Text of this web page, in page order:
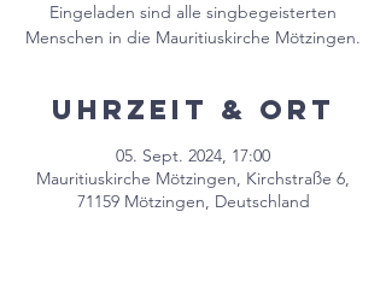
Eingeladen sind alle singbegeisterten
Menschen in die Mauritiuskirche Mötzingen.
Uhrzeit & Ort
05. Sept. 2024, 17:00
Mauritiuskirche Mötzingen, Kirchstraße 6,
71159 Mötzingen, Deutschland